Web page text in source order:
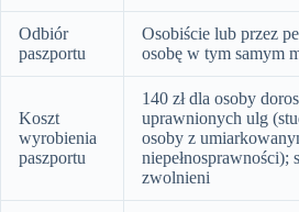
Odbiór
paszportu
Osobiście lub przez
osobę w tym samym
Koszt
wyrobienia
paszportu
140 zł dla osoby
uprawnionych ulg
osoby z
zwolnieni